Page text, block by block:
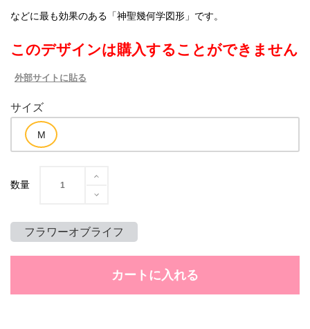
などに最も効果のある「神聖幾何学図形」です。
このデザインは購入することができません
外部サイトに貼る
サイズ
数量
フラワーオブライフ
カートに入れる